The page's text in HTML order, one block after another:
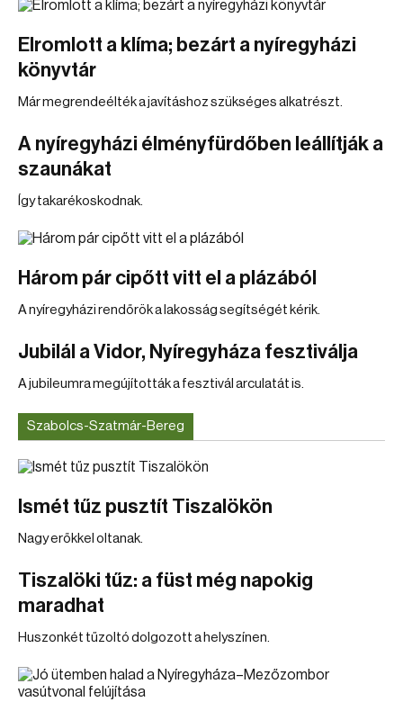
Elromlott a klíma; bezárt a nyíregyházi
könyvtár
Már megrendeélték a javításhoz szükséges alkatrészt.
A nyíregyházi élményfürdőben leállítják a
szaunákat
Így takarékoskodnak.
Három pár cipőtt vitt el a plázából
A nyíregyházi rendőrök a lakosság segítségét kérik.
Jubilál a Vidor, Nyíregyháza fesztiválja
A jubileumra megújították a fesztivál arculatát is.
Szabolcs-Szatmár-Bereg
Ismét tűz pusztít Tiszalökön
Nagy erőkkel oltanak.
Tiszalöki tűz: a füst még napokig
maradhat
Huszonkét tűzoltó dolgozott a helyszínen.